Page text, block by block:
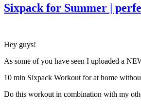
Sixpack for Summer |
Hey guys!
As some of you have seen I uploaded a
10 min Sixpack Workout for at home
Do this workout in combination with my